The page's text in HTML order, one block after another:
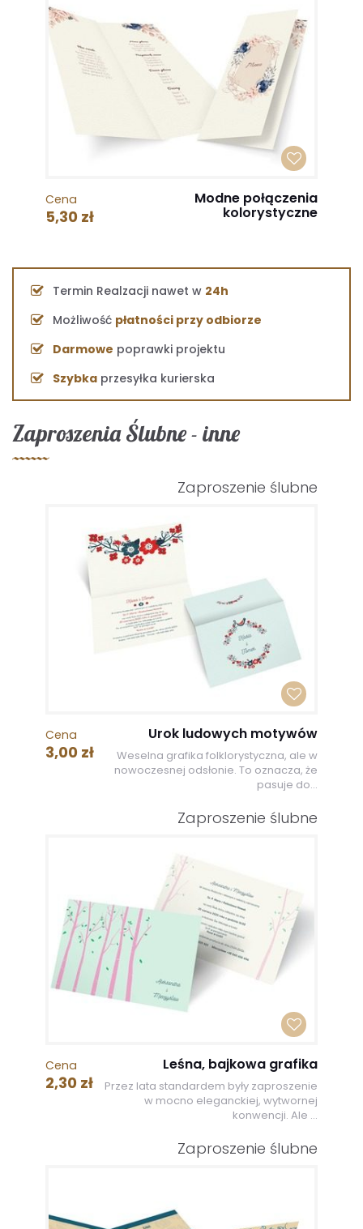
Zaproszenia Ślubne - inne
Zaproszenie ślubne
Cena
3,00 zł
Urok ludowych motywów
Weselna grafika folklorystyczna, ale w
nowoczesnej odsłonie. To oznacza, że
pasuje do...
Zaproszenie ślubne
Cena
2,30 zł
Leśna, bajkowa grafika
Przez lata standardem były zaproszenie
w mocno eleganckiej, wytwornej
konwencji. Ale ...
Zaproszenie ślubne
Cena
5,30 zł
Modne połączenia
kolorystyczne
Termin Realzacji nawet w 24h
Możliwość płatności przy odbiorze
Darmowe poprawki projektu
Szybka przesyłka kurierska